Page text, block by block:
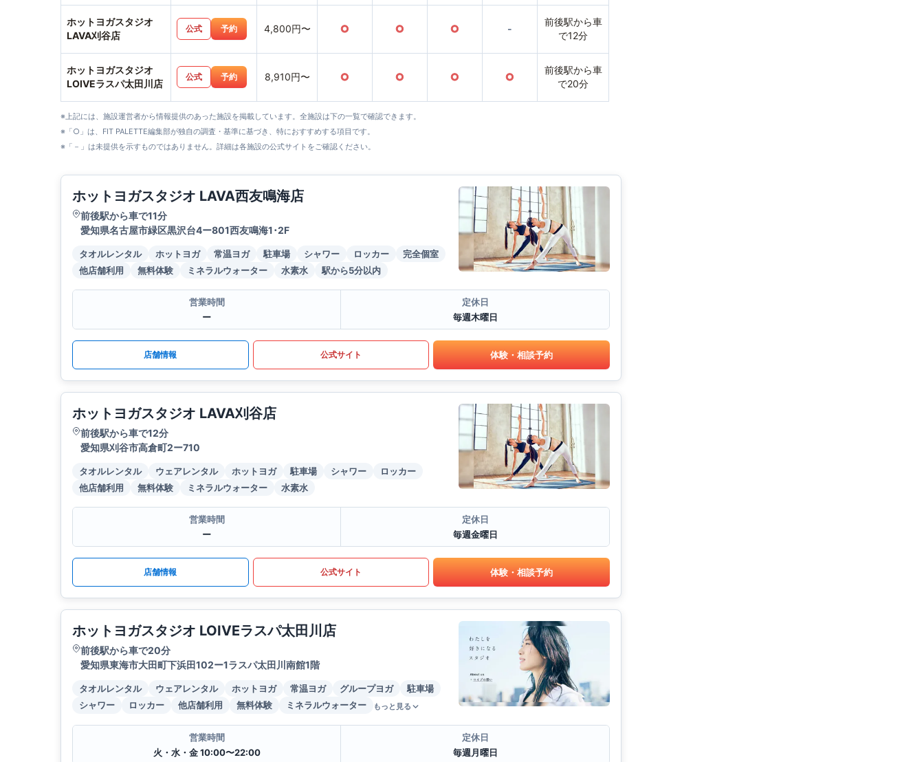
ホットヨガスタジオ
LAVA刈谷店
公式 予約 4,800円〜 ○ ○ ○ -
前後駅から車
で12分
ホットヨガスタジオ
LOIVEラスパ太田川店
公式 予約 8,910円〜 ○ ○ ○ ○
前後駅から車
で20分
※上記には、施設運営者から情報提供のあった施設を掲載しています。全施設は下の一覧で確認できます。
※「○」は、FIT PALETTE編集部が独自の調査・基準に基づき、特におすすめする項目です。
※「－」は未提供を示すものではありません。詳細は各施設の公式サイトをご確認ください。
ホットヨガスタジオ LAVA西友鳴海店
前後駅から車で11分
愛知県名古屋市緑区黒沢台4ー801西友鳴海1･2F
タオルレンタル ホットヨガ 常温ヨガ 駐車場 シャワー ロッカー
完全個室
他店舗利用
無料体験 ミネラルウォーター 水素水 駅から5分以内
営業時間
ー
定休日
毎週木曜日
店舗情報 公式サイト 体験・相談予約
ホットヨガスタジオ LAVA刈谷店
前後駅から車で12分
愛知県刈谷市高倉町2ー710
タオルレンタル ウェアレンタル ホットヨガ 駐車場 シャワー
ロッカー
他店舗利用
無料体験 ミネラルウォーター 水素水
営業時間
ー
定休日
毎週金曜日
店舗情報 公式サイト 体験・相談予約
ホットヨガスタジオ LOIVEラスパ太田川店
前後駅から車で20分
愛知県東海市大田町下浜田102ー1ラスパ太田川南館1階
タオルレンタル ウェアレンタル ホットヨガ 常温ヨガ グループヨガ
駐車場
シャワー
ロッカー 他店舗利用 無料体験 ミネラルウォーター もっと見る
営業時間
火・水・金 10:00〜22:00
定休日
毎週月曜日